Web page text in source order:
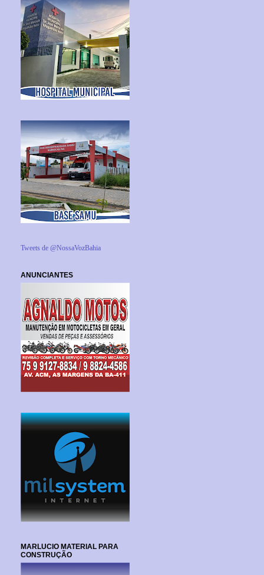
Tweets de @NossaVozBahia
ANUNCIANTES
MARLUCIO MATERIAL PARA
CONSTRUÇÃO